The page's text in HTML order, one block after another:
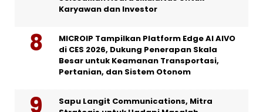
Karyawan dan Investor
MICROIP Tampilkan Platform Edge AI AIVO
di CES 2026, Dukung Penerapan Skala
Besar untuk Keamanan Transportasi,
Pertanian, dan Sistem Otonom
Sapu Langit Communications, Mitra